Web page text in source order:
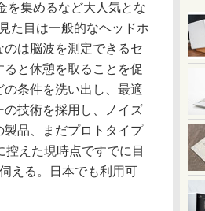
を集めるなど大人気とな
た目は一般的なヘッドホ
は脳波を測定できるセ
と休憩を取ることを促
条件を洗い出し、最適
技術を採用し、ノイズ
品、まだプロトタイプ
えた現時点ですでに目
える。日本でも利用可